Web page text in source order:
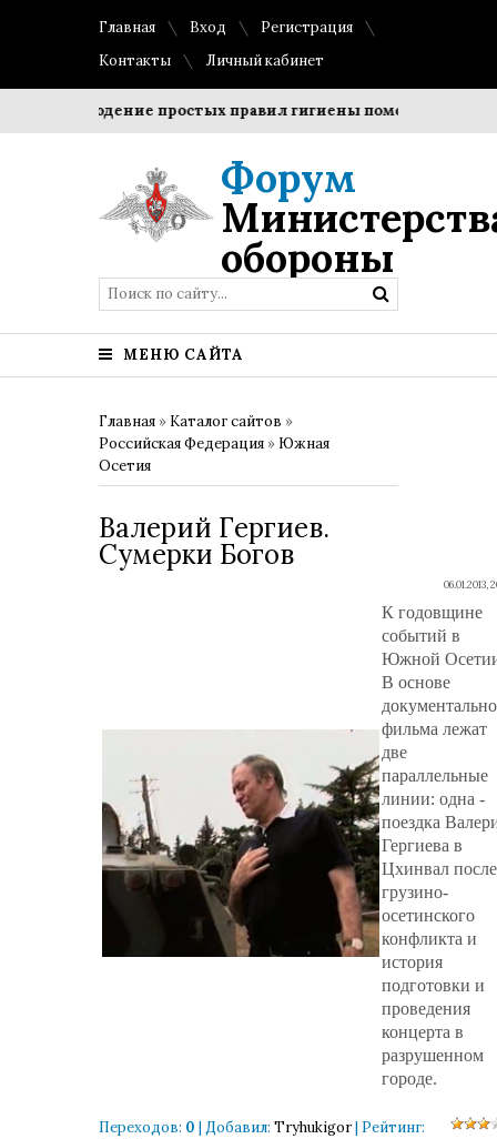
Главная Вход
Регистрация
Контакты
Личный кабинет
Соблюдение простых правил гигиены помогает
Форум
обороны
МЕНЮ САЙТА
Главная » Каталог сайтов »
Российская Федерация » Южная
Осетия
Валерий Гергиев.
Сумерки Богов
06.01.2013,
К годовщине
событий в
Южной
В основе
фильма лежат
две
параллельные
линии: одна -
поездка
Гергиева в
Цхинвал после
грузино-
осетинского
конфликта и
история
подготовки и
проведения
концерта в
разрушенном
городе.
Переходов: 0 | Добавил: Tryhukigor| Рейтинг: